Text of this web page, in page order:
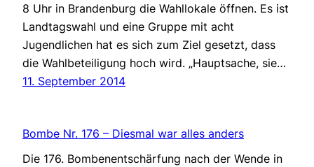
8 Uhr in Brandenburg die Wahllokale öffnen. Es ist
Landtagswahl und eine Gruppe mit acht
Jugendlichen hat es sich zum Ziel gesetzt, dass
die Wahlbeteiligung hoch wird. „Hauptsache, sie…
11. September 2014
Bombe Nr. 176 – Diesmal war alles anders
Die 176. Bombenentschärfung nach der Wende in